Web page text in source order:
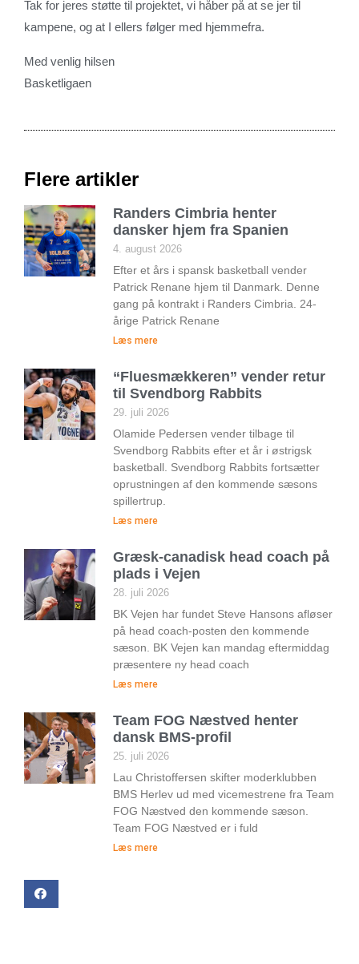
Tak for jeres støtte til projektet, vi håber på at se jer til
kampene, og at I ellers følger med hjemmefra.
Med venlig hilsen
Basketligaen
Flere artikler
Randers Cimbria henter
dansker hjem fra Spanien
4. august 2026
Efter et års i spansk basketball vender
Patrick Renane hjem til Danmark. Denne
gang på kontrakt i Randers Cimbria. 24-
årige Patrick Renane
Læs mere
“Fluesmækkeren” vender retur
til Svendborg Rabbits
29. juli 2026
Olamide Pedersen vender tilbage til
Svendborg Rabbits efter et år i østrigsk
basketball. Svendborg Rabbits fortsætter
oprustningen af den kommende sæsons
spillertrup.
Læs mere
Græsk-canadisk head coach på
plads i Vejen
28. juli 2026
BK Vejen har fundet Steve Hansons afløser
på head coach-posten den kommende
sæson. BK Vejen kan mandag eftermiddag
præsentere ny head coach
Læs mere
Team FOG Næstved henter
dansk BMS-profil
25. juli 2026
Lau Christoffersen skifter moderklubben
BMS Herlev ud med vicemestrene fra Team
FOG Næstved den kommende sæson.
Team FOG Næstved er i fuld
Læs mere